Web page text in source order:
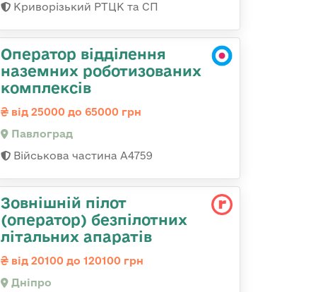
Криворізький РТЦК та СП
Оператор відділення
наземних роботизованих
комплексів
від 25000 до 65000 грн
Павлоград
Військова частина А4759
Зовнішній пілот
(оператор) безпілотних
літальних апаратів
від 20100 до 120100 грн
Дніпро